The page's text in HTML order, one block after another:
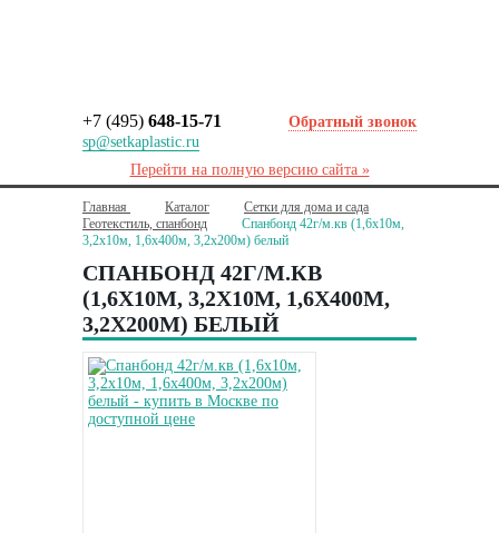
+7 (495) 648-15-71
sp@setkaplastic.ru
Обратный звонок
Перейти на полную версию сайта »
Главная Каталог
Сетки для дома и сада
Геотекстиль, спанбонд
Спанбонд 42г/м.кв (1,6х10м,
3,2х10м, 1,6х400м, 3,2х200м) белый
СПАНБОНД 42Г/М.КВ
(1,6Х10М, 3,2Х10М, 1,6Х400М,
3,2Х200М) БЕЛЫЙ